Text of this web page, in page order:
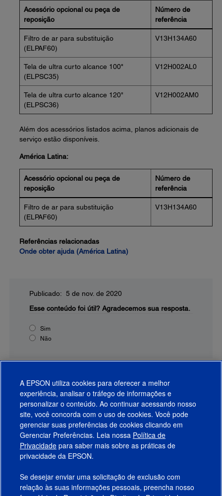
Acessório opcional ou peça de
reposição
Número de
referência
Filtro de ar para substituição
(ELPAF60)
V13H134A60
Tela de ultra curto alcance 100"
(ELPSC35)
V12H002AL0
Tela de ultra curto alcance 120"
(ELPSC36)
V12H002AM0
Além dos acessórios listados acima, planos adicionais de
serviço estão disponíveis.
América Latina:
Acessório opcional ou peça de
reposição
Número de
referência
Filtro de ar para substituição
(ELPAF60)
V13H134A60
Referências relacionadas
Onde obter ajuda (América Latina)
Publicado: 5 de nov. de 2020
Esse conteúdo foi útil? Agradecemos sua resposta.
Sim
Não
Produtos
Suporte
Links Sugeridos
A EPSON utiliza cookies para oferecer a melhor
experiência, analisar o tráfego de informações e
personalizar o conteúdo. Ao continuar acessando nosso
site, você concorda com o uso de cookies. Você pode
gerenciar suas preferências de cookies clicando em
Gerenciar Preferências. Leia nossa Política de
Privacidade para saber mais sobre as práticas de
privacidade da EPSON.
Se desejar enviar uma solicitação de exclusão com
relação às suas informações pessoais, preencha nosso